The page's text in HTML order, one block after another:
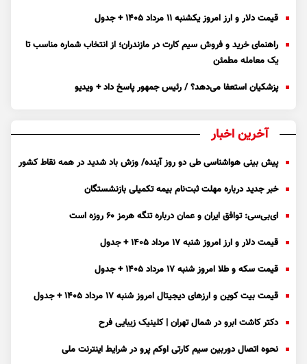
قیمت دلار و ارز امروز یکشنبه ۱۱ مرداد ۱۴۰۵ + جدول
راهنمای خرید و فروش سیم کارت در مازندران؛ از انتخاب شماره مناسب تا
یک معامله مطمئن
پزشکیان استعفا می‌دهد؟ / رئیس جمهور پاسخ داد + ویدیو
آخرین اخبار
پیش بینی هواشناسی طی دو روز آینده/ وزش باد شدید در همه نقاط کشور
خبر جدید درباره مهلت ثبت‌نام بیمه تکمیلی بازنشستگان
ای‌بی‌سی: توافق ایران و عمان درباره تنگه هرمز ۶۰ روزه است
قیمت دلار و ارز امروز شنبه ۱۷ مرداد ۱۴۰۵ + جدول
قیمت سکه و طلا امروز شنبه ۱۷ مرداد ۱۴۰۵ + جدول
قیمت بیت کوین و ارز‌های دیجیتال امروز شنبه ۱۷ مرداد ۱۴۰۵ + جدول
دکتر کاشت ابرو در شمال تهران | کلینیک زیبایی فرح
نحوه اتصال دوربین سیم کارتی اوکم پرو در شرایط اینترنت ملی